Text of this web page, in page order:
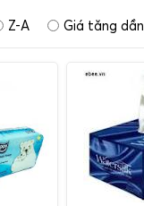
Z-A Giá tăng dần